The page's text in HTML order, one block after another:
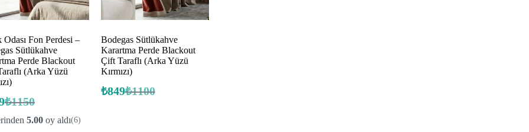
Odası Fon Perdesi –
Sütlükahve
Perde Blackout
(Arka Yüzü
₺1150
Orijinal
fiyat:
Şu
andaki
fiyat:
5.00oy aldı(6)
Bodegas Sütlükahve
Karartma Perde Blackout
Çift Taraflı (Arka Yüzü
Kırmızı)
₺1100
Orijinal
₺849 Şu